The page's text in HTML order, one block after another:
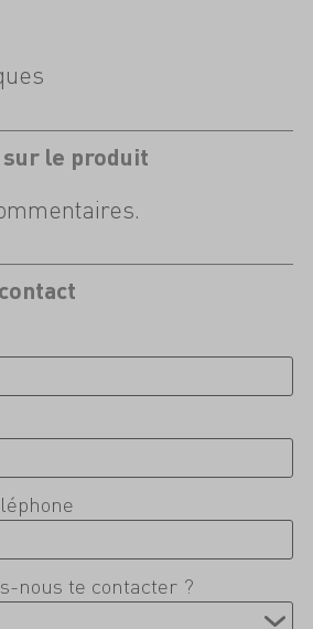
le produit
nous te contacter ?